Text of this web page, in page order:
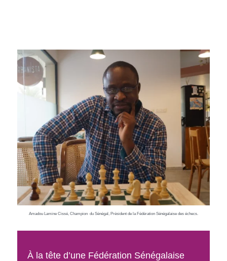
Amadou Lamine Cissé, Champion du Sénégal, Président de la Fédération Sénégalaise des échecs.
À la tête d’une Fédération Sénégalaise